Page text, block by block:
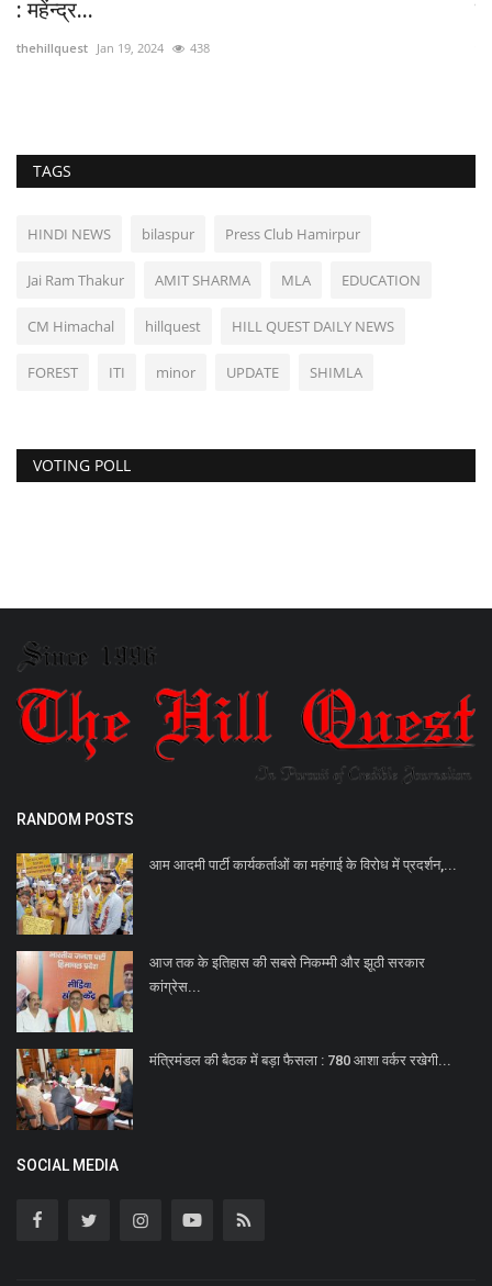
: महेंन्द्र...
thehillquest Jan 19, 2024 438
TAGS
HINDI NEWS bilaspur Press Club Hamirpur
Jai Ram Thakur AMIT SHARMA MLA EDUCATION
CM Himachal hillquest HILL QUEST DAILY NEWS
FOREST ITI minor UPDATE SHIMLA
VOTING POLL
RANDOM POSTS
आम आदमी पार्टी कार्यकर्ताओं का महंगाई के विरोध में प्रदर्शन,...
आज तक के इतिहास की सबसे निकम्मी और झूठी सरकार
कांग्रेस...
मंत्रिमंडल की बैठक में बड़ा फैसला : 780 आशा वर्कर रखेगी...
SOCIAL MEDIA